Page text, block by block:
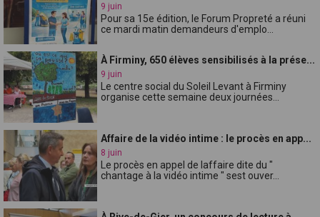
9 juin
Pour sa 15e édition, le Forum Propreté a réuni
ce mardi matin demandeurs d'emplo...
À Firminy, 650 élèves sensibilisés à la prése...
9 juin
Le centre social du Soleil Levant à Firminy
organise cette semaine deux journées...
Affaire de la vidéo intime : le procès en app...
8 juin
Le procès en appel de laffaire dite du "
chantage à la vidéo intime " sest ouver...